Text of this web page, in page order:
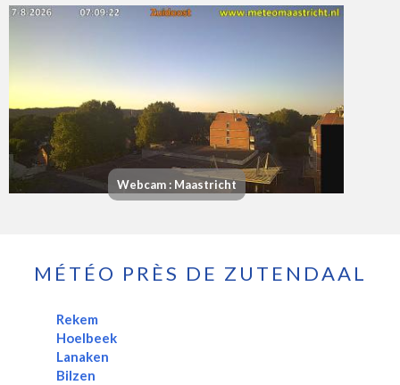
Webcam : Maastricht
MÉTÉO PRÈS DE ZUTENDAAL
Rekem
Hoelbeek
Lanaken
Bilzen